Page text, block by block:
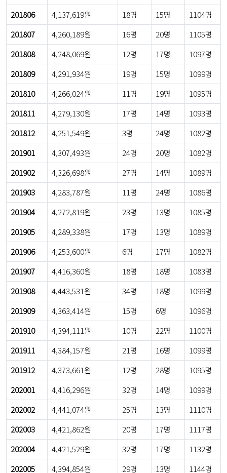
201806
4,137,619원 18명 15명
1104명
201807
4,260,189원 16명 20명
1105명
201808
4,248,069원 12명 17명
1097명
201809
4,291,934원 19명 15명
1099명
201810
4,266,024원 11명 19명
1095명
201811
4,279,130원 17명 14명
1093명
201812
4,251,549원 3명 24명
1082명
201901
4,307,493원 24명 20명
1082명
201902
4,326,698원 27명 14명
1089명
201903
4,283,787원 11명 24명
1086명
201904
4,272,819원 23명 13명
1085명
201905
4,289,338원 17명 13명
1089명
201906
4,253,600원 6명 17명
1082명
201907
4,416,360원 18명 18명
1083명
201908
4,443,531원 34명 18명
1099명
201909
4,363,414원 15명 6명
1096명
201910
4,394,111원 10명 22명
1100명
201911
4,384,157원 21명 16명
1099명
201912
4,373,661원 12명 28명
1095명
202001
4,416,296원 32명 14명
1099명
202002
4,441,074원 25명 13명
1110명
202003
4,421,862원 20명 17명
1117명
202004
4,421,529원 32명 17명
1132명
202005
4,394,854원 29명 13명
1144명